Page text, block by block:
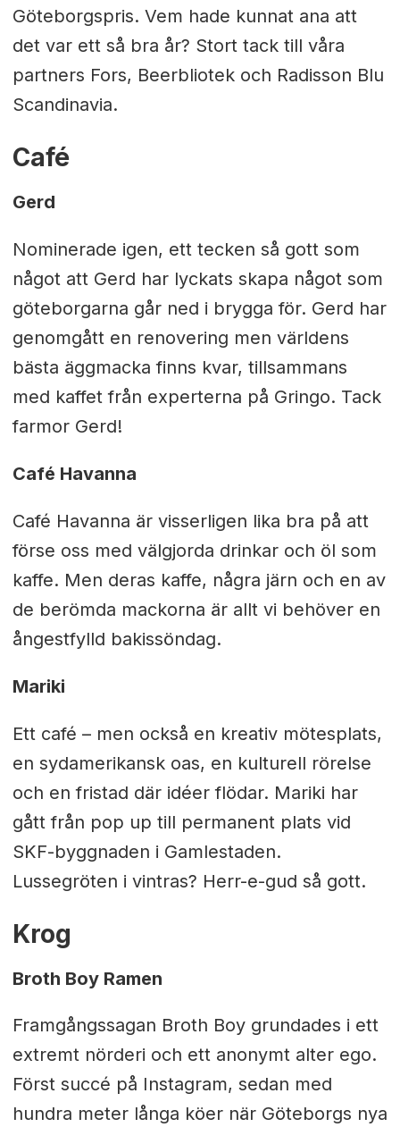
Göteborgspris. Vem hade kunnat ana att
det var ett så bra år? Stort tack till våra
partners Fors, Beerbliotek och Radisson Blu
Scandinavia.
Café
Gerd
Nominerade igen, ett tecken så gott som
något att Gerd har lyckats skapa något som
göteborgarna går ned i brygga för. Gerd har
genomgått en renovering men världens
bästa äggmacka finns kvar, tillsammans
med kaffet från experterna på Gringo. Tack
farmor Gerd!
Café Havanna
Café Havanna är visserligen lika bra på att
förse oss med välgjorda drinkar och öl som
kaffe. Men deras kaffe, några järn och en av
de berömda mackorna är allt vi behöver en
ångestfylld bakissöndag.
Mariki
Ett café – men också en kreativ mötesplats,
en sydamerikansk oas, en kulturell rörelse
och en fristad där idéer flödar. Mariki har
gått från pop up till permanent plats vid
SKF-byggnaden i Gamlestaden.
Lussegröten i vintras? Herr-e-gud så gott.
Krog
Broth Boy Ramen
Framgångssagan Broth Boy grundades i ett
extremt nörderi och ett anonymt alter ego.
Först succé på Instagram, sedan med
hundra meter långa köer när Göteborgs nya